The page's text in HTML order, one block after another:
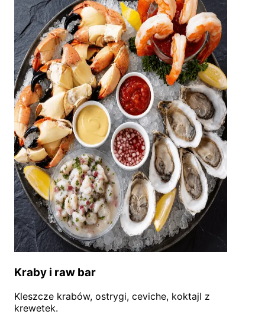
Kraby i raw bar
Kleszcze krabów, ostrygi, ceviche, koktajl z
krewetek.